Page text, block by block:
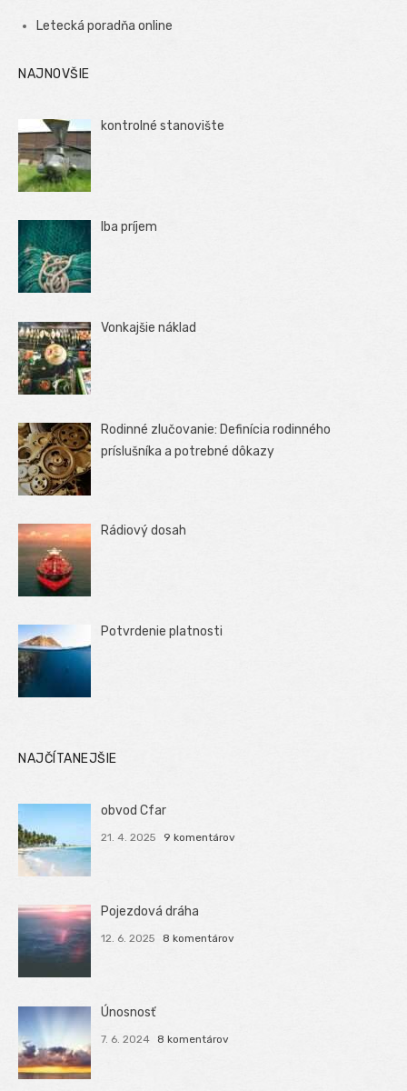
Letecká poradňa online
NAJNOVŠIE
kontrolné stanovište
Iba príjem
Vonkajšie náklad
Rodinné zlučovanie: Definícia rodinného
príslušníka a potrebné dôkazy
Rádiový dosah
Potvrdenie platnosti
NAJČÍTANEJŠIE
obvod Cfar
21. 4. 2025 9 komentárov
Pojezdová dráha
12. 6. 2025 8 komentárov
Únosnosť
7. 6. 2024 8 komentárov